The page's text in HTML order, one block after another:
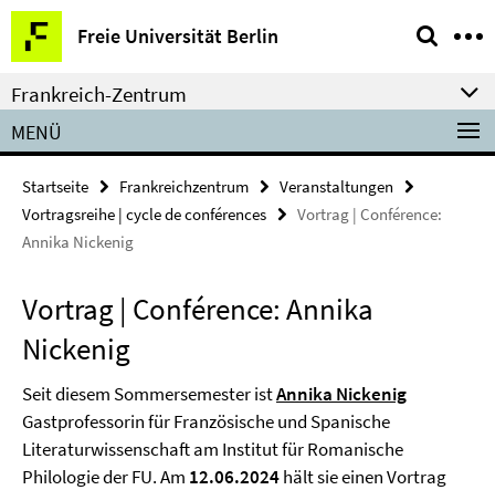
Springe
direkt
zu
Inhalt
Freie Universität Berlin
Service-
Navigation
Frankreich-Zentrum
MENÜ
Startseite Frankreichzentrum
Veranstaltungen
Vortragsreihe | cycle de conférences
Vortrag | Conférence:
Annika Nickenig
Vortrag | Conférence: Annika
Nickenig
Seit diesem Sommersemester istAnnika Nickenig
Gastprofessorin für Französische und Spanische
Literaturwissenschaft am Institut für Romanische
Philologie der FU. Am 12.06.2024hält sie einen Vortrag